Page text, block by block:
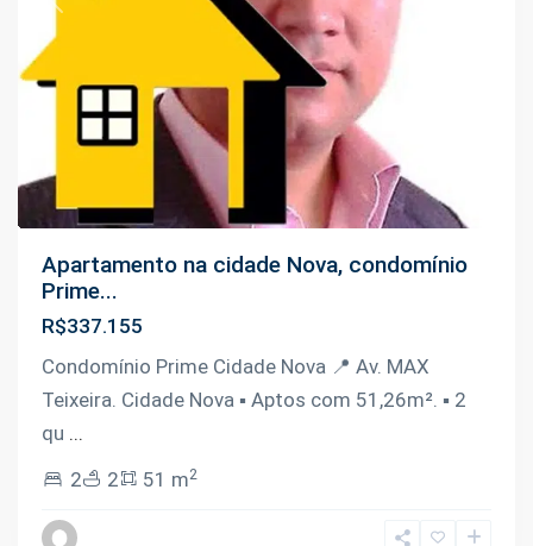
Previous
Apartamento na cidade Nova, condomínio
Prime...
R$337.155
Condomínio Prime Cidade Nova 📍 Av. MAX
Teixeira. Cidade Nova ▪️ Aptos com 51,26m². ▪️ 2
qu ...
2
2 51 m2
Aleixo